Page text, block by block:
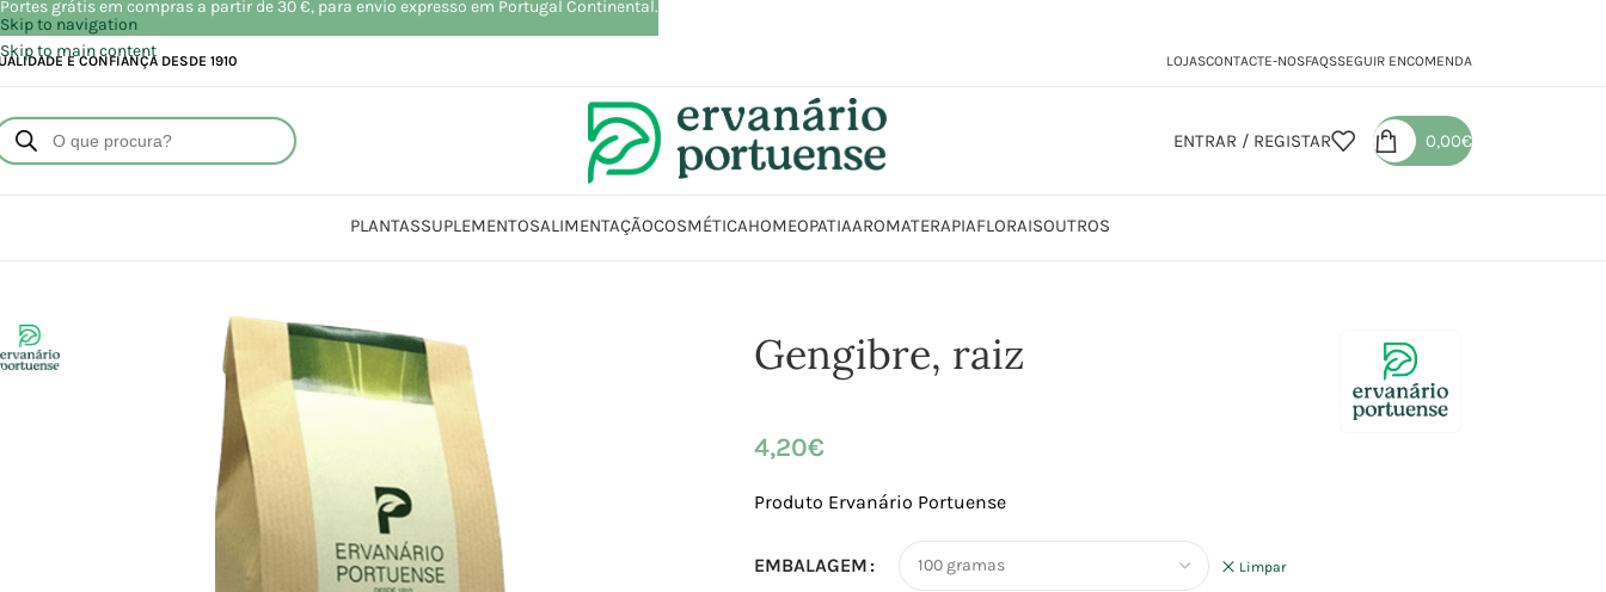
Skip to navigation
Skip to main content
E CONFIANÇA DESDE 1910 LOJASCONTACTE-NOSFAQSSEGUIR ENCOMENDA
ENTRAR / REGISTAR 0,00€
PLANTASSUPLEMENTOSALIMENTAÇÃOCOSMÉTICAHOMEOPATIAAROMATERAPIAFLORAISOUTROS
Gengibre, raiz
4,20€
Produto Ervanário Portuense
EMBALAGEM Limpar
Portes grátis em compras a partir de 30 €, para envio expresso em Portugal Continental.